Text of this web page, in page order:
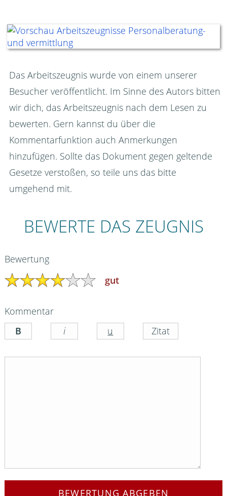
Das Arbeitszeugnis wurde von einem unserer
Besucher veröffentlicht. Im Sinne des Autors bitten
wir dich, das Arbeitszeugnis nach dem Lesen zu
bewerten. Gern kannst du über die
Kommentarfunktion auch Anmerkungen
hinzufügen. Sollte das Dokument gegen geltende
Gesetze verstoßen, so teile uns das bitte
umgehend mit.
BEWERTE DAS ZEUGNIS
Bewertung
gut
Kommentar
BEWERTUNG ABGEBEN